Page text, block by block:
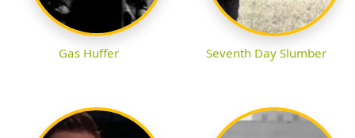
Gas Huffer Seventh Day Slumber